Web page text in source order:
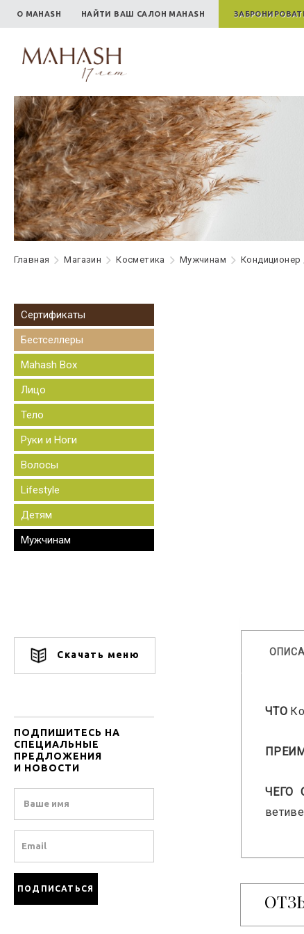
О MAHASH НАЙТИ ВАШ САЛОН MAHASH
Главная Maгазин Косметика Мужчинам Кондиционер
Сертификаты
Бестселлеры
Mahash Box
Лицо
Тело
Руки и Ноги
Волосы
Lifestyle
Детям
Мужчинам
Скачать меню
ПОДПИШИТЕСЬ НА
СПЕЦИАЛЬНЫЕ
ПРЕДЛОЖЕНИЯ
И НОВОСТИ
ЧТО
ЧЕГО